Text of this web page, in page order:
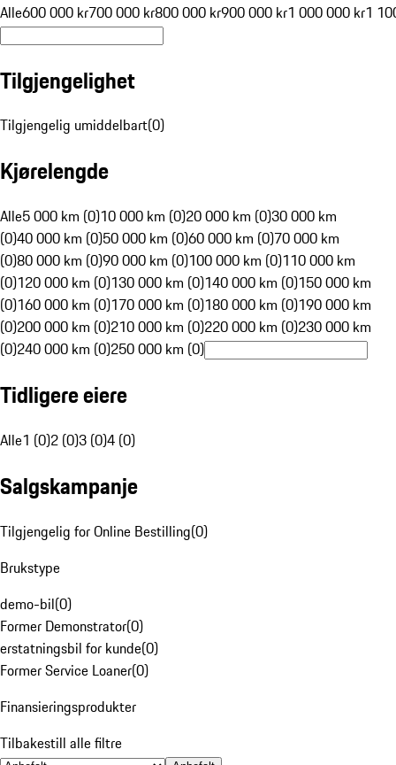
Alle600 000 kr700 000 kr800 000 kr900 000 kr1 000 000 kr1
Tilgjengelighet
Tilgjengelig umiddelbart(0)
Kjørelengde
Alle5 000 km (0)10 000 km (0)20 000 km (0)30 000 km
(0)40 000 km (0)50 000 km (0)60 000 km (0)70 000 km
(0)80 000 km (0)90 000 km (0)100 000 km (0)110 000 km
(0)120 000 km (0)130 000 km (0)140 000 km (0)150 000 km
(0)160 000 km (0)170 000 km (0)180 000 km (0)190 000 km
(0)200 000 km (0)210 000 km (0)220 000 km (0)230 000 km
(0)240 000 km (0)250 000 km (0)
Tidligere eiere
Alle1 (0)2 (0)3 (0)4 (0)
Salgskampanje
Tilgjengelig for Online Bestilling(0)
Brukstype
demo-bil(0)
Former Demonstrator(0)
erstatningsbil for kunde(0)
Former Service Loaner(0)
Finansieringsprodukter
Tilbakestill alle filtre